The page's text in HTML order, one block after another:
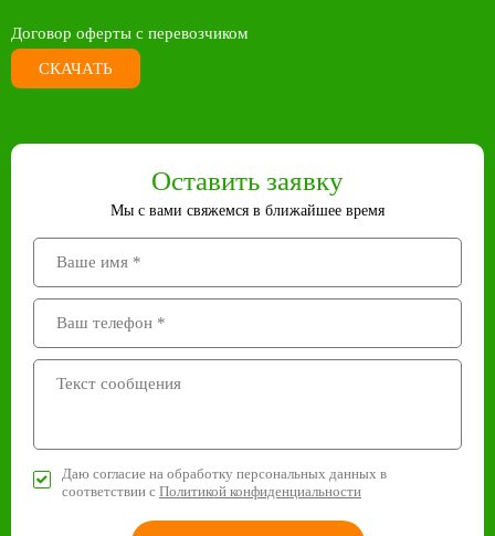
Договор оферты с перевозчиком
СКАЧАТЬ
Оставить заявку
Мы с вами свяжемся в ближайшее время
Даю согласие на обработку персональных данных в
соответствии с Политикой конфиденциальности